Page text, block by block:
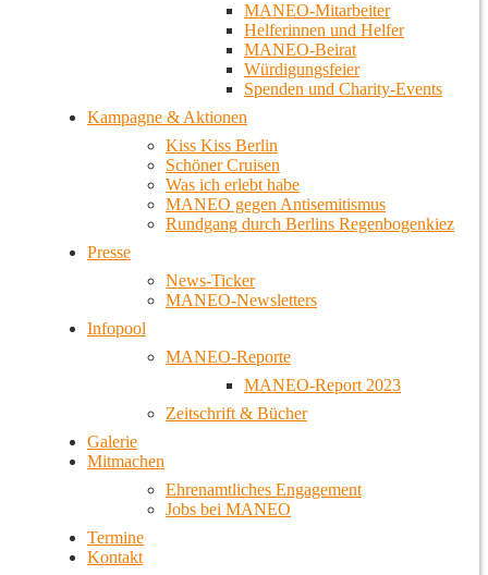
MANEO-Mitarbeiter
Helferinnen und Helfer
MANEO-Beirat
Würdigungsfeier
Spenden und Charity-Events
Kampagne & Aktionen
Kiss Kiss Berlin
Schöner Cruisen
Was ich erlebt habe
MANEO gegen Antisemitismus
Rundgang durch Berlins Regenbogenkiez
Presse
News-Ticker
MANEO-Newsletters
Infopool
MANEO-Reporte
MANEO-Report 2023
Zeitschrift & Bücher
Galerie
Mitmachen
Ehrenamtliches Engagement
Jobs bei MANEO
Termine
Kontakt